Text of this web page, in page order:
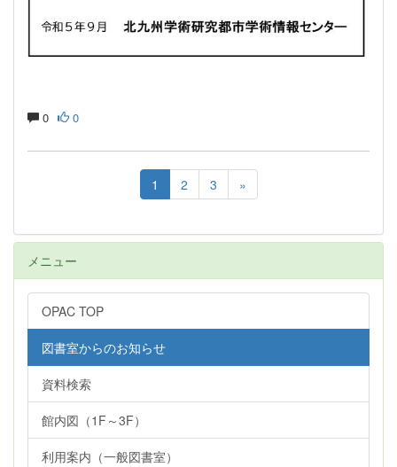
0 0
1 2 3 »
メニュー
OPAC TOP
図書室からのお知らせ
資料検索
館内図（1F～3F）
利用案内（一般図書室）